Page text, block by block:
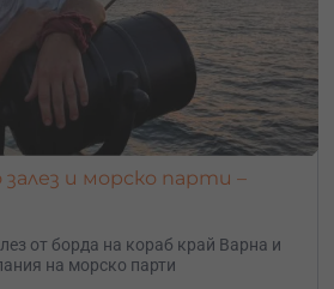
залез и морско парти –
от борда на кораб край Варна и
на морско парти